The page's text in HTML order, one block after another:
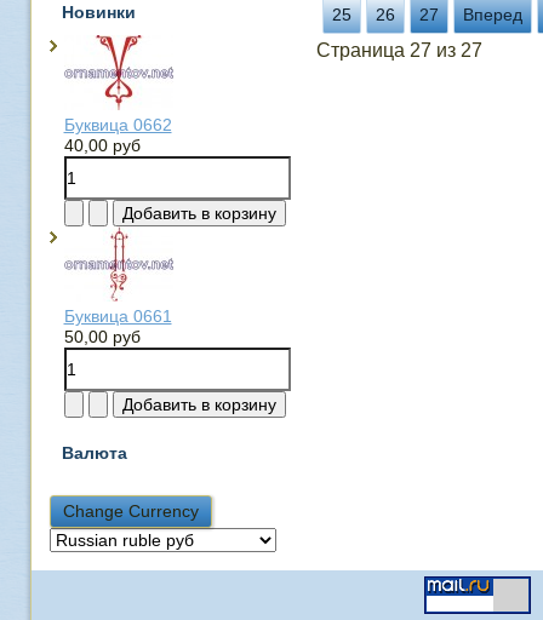
Новинки
Буквица 0662
40,00 руб
Буквица 0661
50,00 руб
Валюта
25
26 27 Вперед
Страница 27 из 27